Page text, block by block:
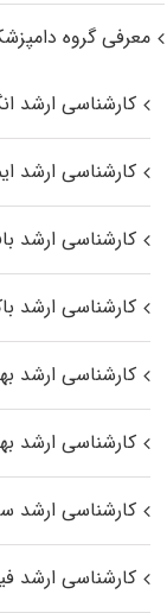
معرفی گروه
کارشناسی ارشد
کارشناسی ارشد
کارشناسی ارشد
کارشناسی ارشد
کارشناسی ارشد
کارشناسی ارشد
کارشناسی ارشد
کارشناسی ارشد